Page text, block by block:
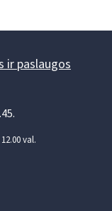
ir paslaugos
val.